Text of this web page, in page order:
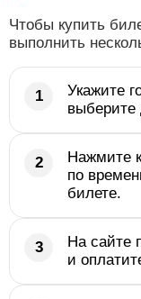
Чтобы купить
выполнить
Укажите
выберите
Нажмите
по
билете.
На сайте
и